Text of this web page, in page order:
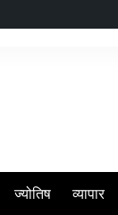
ज्योतिष व्यापार